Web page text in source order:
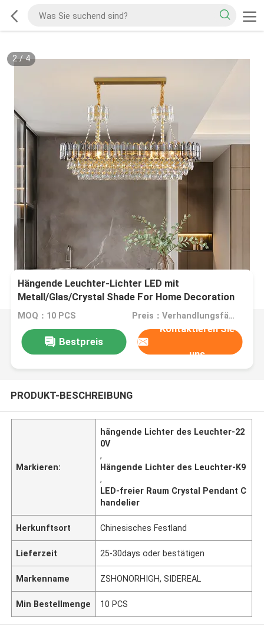
2/4
Hängende Leuchter-Lichter LED mit
Metall/Glas/Crystal Shade For Home Decoration
MOQ：10 PCS Preis：Verhandlungsfähig
Bestpreis
Kontaktieren Sie
uns
PRODUKT-BESCHREIBUNG
Markieren:
hängende Lichter des Leuchter-22
0V
,
Hängende Lichter des Leuchter-K9
,
LED-freier Raum Crystal Pendant C
handelier
Herkunftsort Chinesisches Festland
Lieferzeit 25-30days oder bestätigen
Markenname ZSHONORHIGH, SIDEREAL
Min Bestellmenge 10 PCS